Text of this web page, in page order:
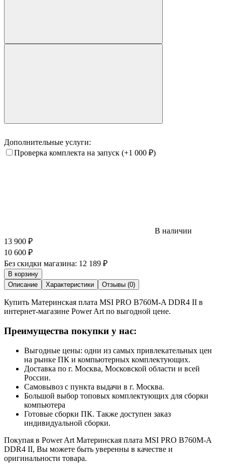
Дополнительные услуги:
Проверка комплекта на запуск (+1 000 ₽)
В наличии
13 900 ₽
10 600 ₽
Без скидки магазина: 12 189 ₽
В корзину
Описание
Характеристики Отзывы (0)
Купить Материнская плата MSI PRO B760M-A DDR4 II в
интернет-магазине Power Art по выгодной цене.
Преимущества покупки у нас:
Выгодные цены: одни из самых привлекательных цен
на рынке ПК и компьютерных комплектующих.
Доставка по г. Москва, Московской области и всей
России.
Самовывоз с пункта выдачи в г. Москва.
Большой выбор топовых комплектующих для сборки
компьютера
Готовые сборки ПК. Также доступен заказ
индивидуальной сборки.
Покупая в Power Art Материнская плата MSI PRO B760M-A
DDR4 II, Вы можете быть уверенны в качестве и
оригинальности товара.